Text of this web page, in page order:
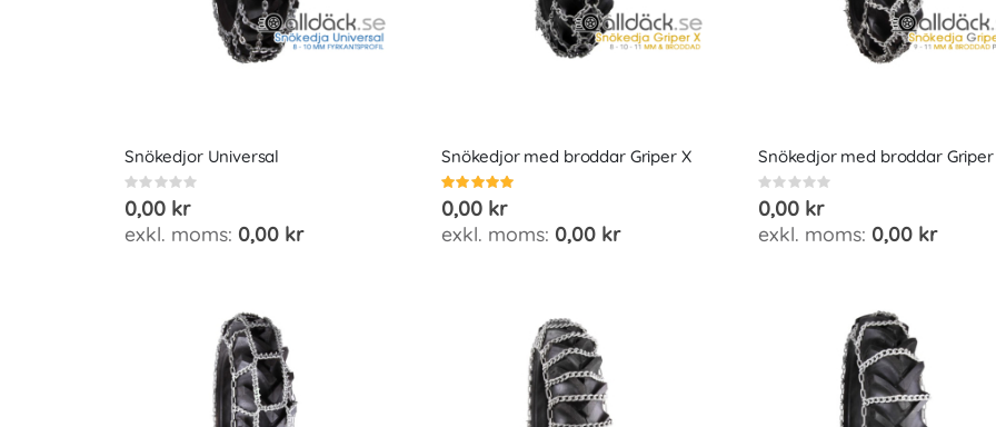
Snökedjor Universal
Rating:
0%
0,00 kr
0,00 kr
Snökedjor med broddar Griper X
Betyg:
100%
0,00 kr
0,00 kr
Snökedjor med broddar Griper
Rating:
0%
0,00 kr
0,00 kr